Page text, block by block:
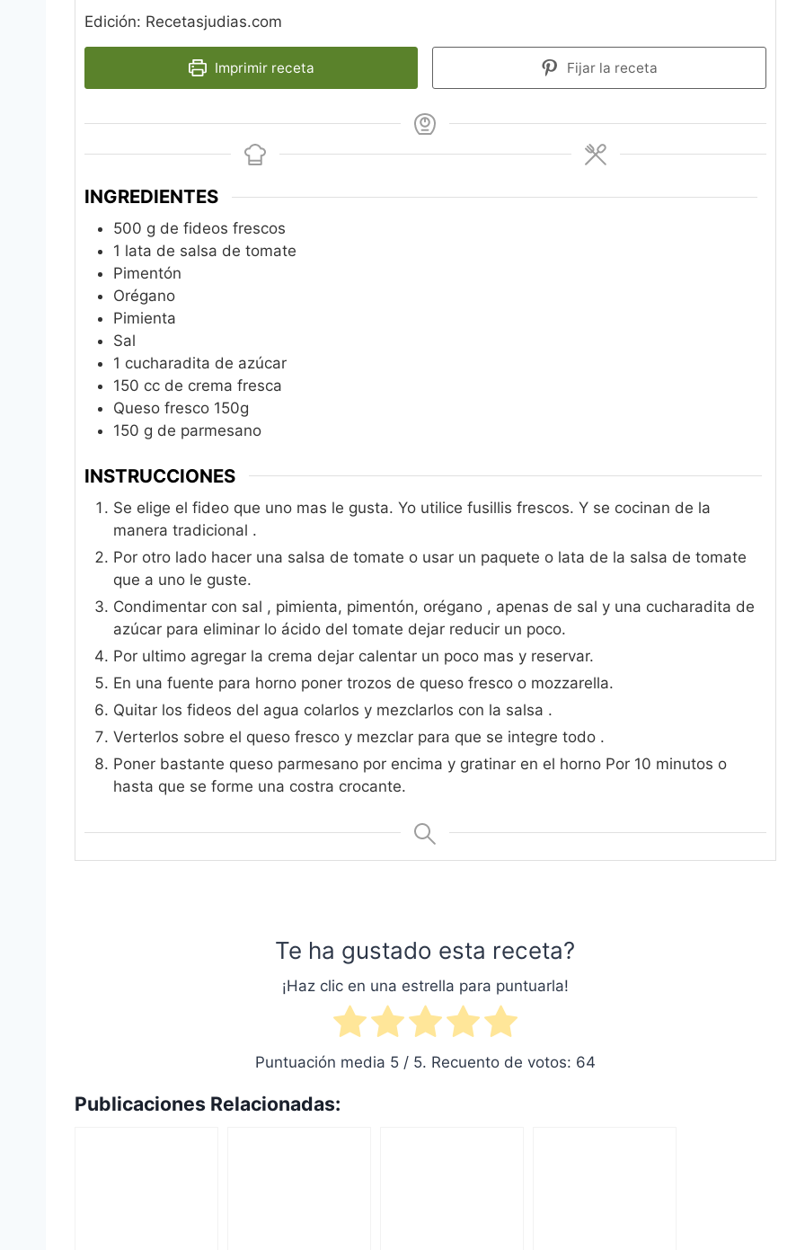
Edición: Recetasjudias.com
Imprimir receta Fijar la receta
INGREDIENTES
500 g de fideos frescos
1 lata de salsa de tomate
Pimentón
Orégano
Pimienta
Sal
1 cucharadita de azúcar
150 cc de crema fresca
Queso fresco 150g
150 g de parmesano
INSTRUCCIONES
Se elige el fideo que uno mas le gusta. Yo utilice fusillis frescos. Y se cocinan de la
manera tradicional .
Por otro lado hacer una salsa de tomate o usar un paquete o lata de la salsa de tomate
que a uno le guste.
Condimentar con sal , pimienta, pimentón, orégano , apenas de sal y una cucharadita de
azúcar para eliminar lo ácido del tomate dejar reducir un poco.
Por ultimo agregar la crema dejar calentar un poco mas y reservar.
En una fuente para horno poner trozos de queso fresco o mozzarella.
Quitar los fideos del agua colarlos y mezclarlos con la salsa .
Verterlos sobre el queso fresco y mezclar para que se integre todo .
Poner bastante queso parmesano por encima y gratinar en el horno Por 10 minutos o
hasta que se forme una costra crocante.
Te ha gustado esta receta?
¡Haz clic en una estrella para puntuarla!
Puntuación media 5/ 5. Recuento de votos: 64
Publicaciones Relacionadas: